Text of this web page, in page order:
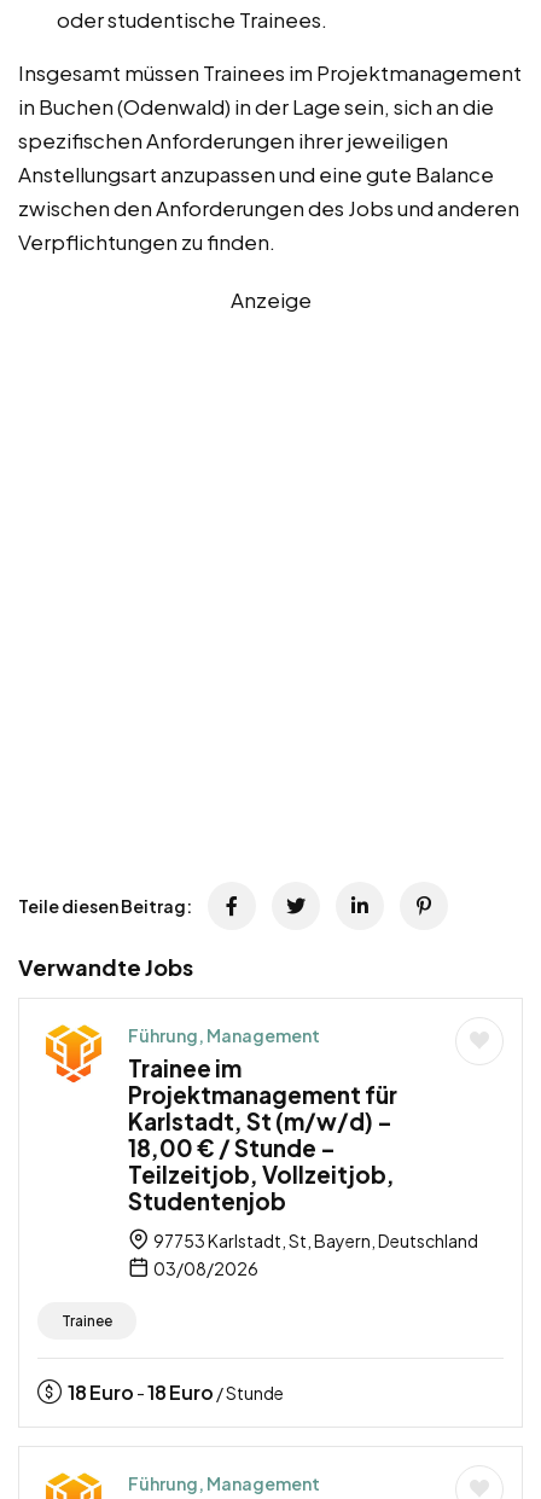
oder studentische Trainees.
Insgesamt müssen Trainees im Projektmanagement
in Buchen (Odenwald) in der Lage sein, sich an die
spezifischen Anforderungen ihrer jeweiligen
Anstellungsart anzupassen und eine gute Balance
zwischen den Anforderungen des Jobs und anderen
Verpflichtungen zu finden.
Anzeige
Teile diesen Beitrag:
Verwandte Jobs
Führung, Management
Trainee im
Projektmanagement für
Karlstadt, St (m/w/d) –
18,00 € / Stunde –
Teilzeitjob, Vollzeitjob,
Studentenjob
97753 Karlstadt, St, Bayern, Deutschland
03/08/2026
Trainee
18Euro -18Euro / Stunde
Führung, Management